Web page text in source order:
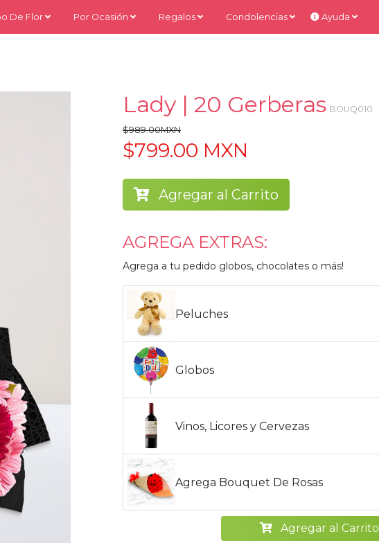
De Flor Por Ocasión Regalos Condolencias Ayuda
Lady | 20 Gerberas BOUQ010
$989.00MXN
$799.00 MXN
Agregar al Carrito
AGREGA EXTRAS:
Agrega a tu pedido globos, chocolates o más!
Peluches
Globos
Vinos, Licores y Cervezas
Agrega Bouquet De Rosas
Agregar al Carrito